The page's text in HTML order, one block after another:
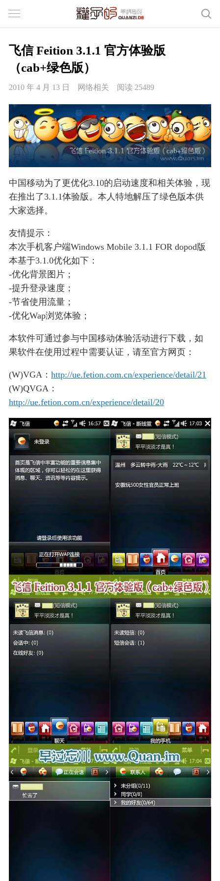
飞信 Feition 3.1.1 官方体验版
（cab+绿色版）
2010 年 4 月 13 日 网络相关 阅读 25489
中国移动为了更优化3.10的启动速度和相关体验，现
在推出了3.1.1体验版。本人特地解压了绿色版本供
大家选择。
友情提示：
本次手机客户端Windows Mobile 3.1.1 FOR dopod版
本基于3.1.0优化如下：
-优化背景图片；
-提升登录速度；
-节省使用流量；
-优化Wap浏览体验；
本软件可通过参与中国移动体验活动进行下载，如
果软件在使用过程中需要认证，请至官方网页：
(W)VGA： http://ue.fetion.com.cn/experience/detail/21
(W)QVGA：
http://ue.fetion.com.cn/experience/detail/20